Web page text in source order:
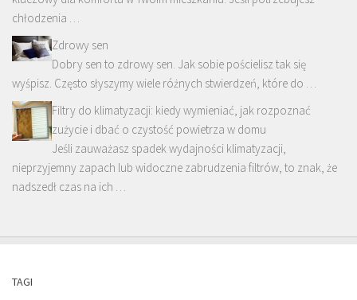
chłodzenia …
Zdrowy sen
Dobry sen to zdrowy sen. Jak sobie pościelisz tak się
wyśpisz. Często słyszymy wiele różnych stwierdzeń, które do …
Filtry do klimatyzacji: kiedy wymieniać, jak rozpoznać
zużycie i dbać o czystość powietrza w domu
Jeśli zauważasz spadek wydajności klimatyzacji,
nieprzyjemny zapach lub widoczne zabrudzenia filtrów, to znak, że
nadszedł czas na ich …
TAGI